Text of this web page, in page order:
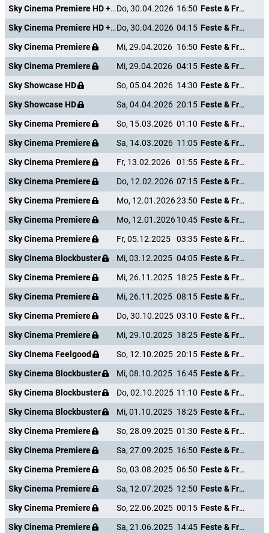
Sky Cinema Premiere HD +24Do, 30.04.2026 16:50
Feste & Freunde - Ein Hoch auf uns!
Sky Cinema Premiere HD +24Do, 30.04.2026 04:15
Feste & Freunde - Ein Hoch auf uns!
Sky Cinema Premiere
Mi, 29.04.2026 16:50
Feste & Freunde - Ein Hoch auf uns!
Sky Cinema Premiere
Mi, 29.04.2026 04:15
Feste & Freunde - Ein Hoch auf uns!
Sky Showcase HD
So, 05.04.2026 14:30
Feste & Freunde - Ein Hoch auf uns!
Sky Showcase HD
Sa, 04.04.2026 20:15
Feste & Freunde - Ein Hoch auf uns!
Sky Cinema Premiere
So, 15.03.2026 01:10
Feste & Freunde - Ein Hoch auf uns!
Sky Cinema Premiere
Sa, 14.03.2026 11:05
Feste & Freunde - Ein Hoch auf uns!
Sky Cinema Premiere
Fr, 13.02.2026 01:55
Feste & Freunde - Ein Hoch auf uns!
Sky Cinema Premiere
Do, 12.02.2026 07:15
Feste & Freunde - Ein Hoch auf uns!
Sky Cinema Premiere
Mo, 12.01.202623:50
Feste & Freunde - Ein Hoch auf uns!
Sky Cinema Premiere
Mo, 12.01.202610:45
Feste & Freunde - Ein Hoch auf uns!
Sky Cinema Premiere
Fr, 05.12.2025 03:35
Feste & Freunde - Ein Hoch auf uns!
Sky Cinema Blockbuster
Mi, 03.12.2025 04:05
Feste & Freunde - Ein Hoch auf uns!
Sky Cinema Premiere
Mi, 26.11.2025 18:25
Feste & Freunde - Ein Hoch auf uns!
Sky Cinema Premiere
Mi, 26.11.2025 08:15
Feste & Freunde - Ein Hoch auf uns!
Sky Cinema Premiere
Do, 30.10.2025 03:10
Feste & Freunde - Ein Hoch auf uns!
Sky Cinema Premiere
Mi, 29.10.2025 18:25
Feste & Freunde - Ein Hoch auf uns!
Sky Cinema Feelgood
So, 12.10.2025 20:15
Feste & Freunde - Ein Hoch auf uns!
Sky Cinema Blockbuster
Mi, 08.10.2025 16:45
Feste & Freunde - Ein Hoch auf uns!
Sky Cinema Blockbuster
Do, 02.10.2025 11:10
Feste & Freunde - Ein Hoch auf uns!
Sky Cinema Blockbuster
Mi, 01.10.2025 18:25
Feste & Freunde - Ein Hoch auf uns!
Sky Cinema Premiere
So, 28.09.2025 01:30
Feste & Freunde - Ein Hoch auf uns!
Sky Cinema Premiere
Sa, 27.09.2025 16:50
Feste & Freunde - Ein Hoch auf uns!
Sky Cinema Premiere
So, 03.08.2025 06:50
Feste & Freunde - Ein Hoch auf uns!
Sky Cinema Premiere
Sa, 12.07.2025 12:50
Feste & Freunde - Ein Hoch auf uns!
Sky Cinema Premiere
So, 22.06.2025 00:15
Feste & Freunde - Ein Hoch auf uns!
Sky Cinema Premiere
Sa, 21.06.2025 14:45
Feste & Freunde - Ein Hoch auf uns!